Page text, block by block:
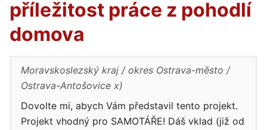
příležitost práce z pohodlí
domova
Moravskoslezský kraj
okres Ostrava-město
Ostrava-Antošovice x)
Dovolte mi, abych Vám představil tento projekt.
Projekt vhodný pro SAMOTÁŘE! Dáš vklad (již od